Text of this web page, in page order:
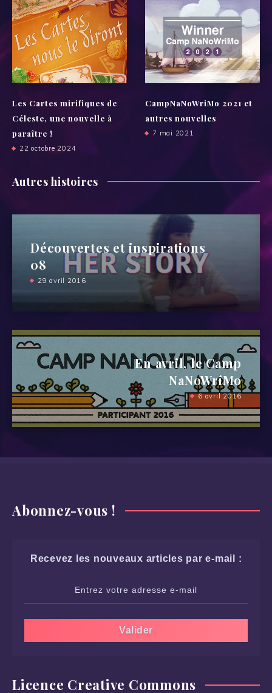
Les Cartes mirifiques de
Céleste, une nouvelle à
paraître !
22 octobre 2024
CampNaNoWriMo 2021 et
autres nouvelles
7 mai 2021
Autres histoires
Découvertes et inspirations
08
29 avril 2016
En avril, le Camp
NaNoWriMo
6 avril 2016
Abonnez-vous !
Recevez les nouveaux articles par e-mail :
Licence Creative Commons